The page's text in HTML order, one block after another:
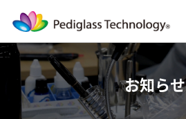
お知らせ